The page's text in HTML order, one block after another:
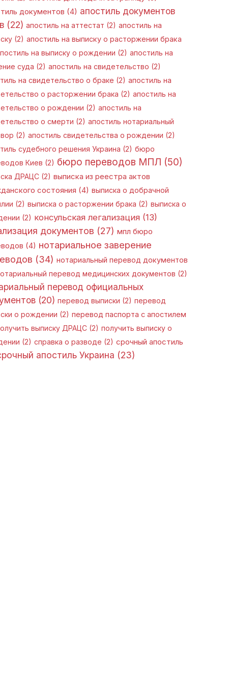
документов (4) апостиль документов
(22) апостиль на аттестат (2) апостиль на
(2) апостиль на выписку о расторжении брака
на выписку о рождении (2) апостиль на
суда (2) апостиль на свидетельство (2)
на свидетельство о браке (2) апостиль на
о расторжении брака (2) апостиль на
о рождении (2) апостиль на
о смерти (2) апостиль нотариальный
(2) апостиль свидетельства о рождении (2)
судебного решения Украина (2) бюро
Киев (2) бюро переводов МПЛ (50)
ДРАЦС(2) выписка из реестра актов
состояния (4) выписка о добрачной
(2) выписка о расторжении брака (2) выписка о
(2) консульская легализация(13)
документов (27) мпл бюро
(4) нотариальное заверение
(34) нотариальный перевод документов
перевод медицинских документов (2)
перевод официальных
(20) перевод выписки (2) перевод
о рождении (2) перевод паспорта с апостилем
выписку ДРАЦС(2) получить выписку о
(2) справка о разводе (2) срочный апостиль
апостиль Украина (23)